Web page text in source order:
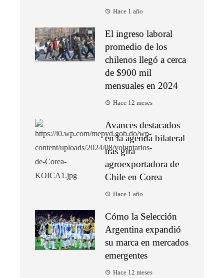
Hace 1 año
El ingreso laboral
promedio de los
chilenos llegó a cerca
de $900 mil
mensuales en 2024
Hace 12 meses
Avances destacados
en la agenda bilateral
tras gira
agroexportadora de
Chile en Corea
Hace 1 año
Cómo la Selección
Argentina expandió
su marca en mercados
emergentes
Hace 12 meses